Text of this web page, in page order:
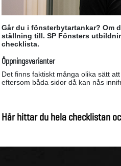
Går du i fönsterbytartankar? Om
ställning till. SP Fönsters
checklista.
Öppningsvarianter
Det finns faktiskt många olika sätt
eftersom båda sidor då kan nås
Här hittar du hela checklistan